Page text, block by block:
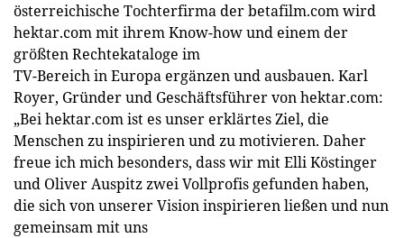
österreichische Tochterfirma der betafilm.com wird
hektar.com mit ihrem Know-how und einem der
größten Rechtekataloge im
TV-Bereich in Europa ergänzen und ausbauen. Karl
Royer, Gründer und Geschäftsführer von hektar.com:
„Bei hektar.com ist es unser erklärtes Ziel, die
Menschen zu inspirieren und zu motivieren. Daher
freue ich mich besonders, dass wir mit Elli Köstinger
und Oliver Auspitz zwei Vollprofis gefunden haben,
die sich von unserer Vision inspirieren ließen und nun
gemeinsam mit uns